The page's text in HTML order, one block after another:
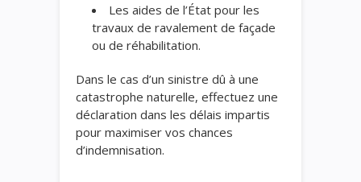
Les aides de l’État pour les
travaux de ravalement de façade
ou de réhabilitation.
Dans le cas d’un sinistre dû à une
catastrophe naturelle, effectuez une
déclaration dans les délais impartis
pour maximiser vos chances
d’indemnisation.